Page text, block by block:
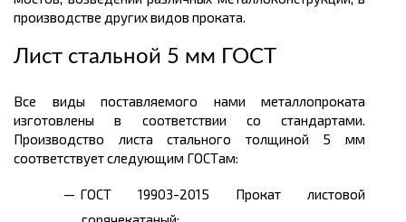
производстве других видов проката.
Лист стальной 5 мм ГОСТ
Все виды поставляемого нами металлопроката
изготовлены в соответствии со стандартами.
Производство листа стального толщиной 5 мм
соответствует следующим ГОСТам:
ГОСТ 19903-2015 Прокат листовой